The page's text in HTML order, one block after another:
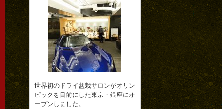
世界初のドライ盆栽サロンがオリン
ピックを目前にした東京・銀座にオ
ープンしました。